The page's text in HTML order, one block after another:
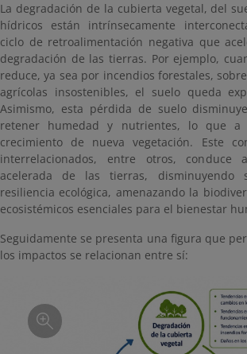
La degradación de la cubierta vegetal, del
hídricos están intrínsecamente
ciclo de retroalimentación negativa que
degradación de las tierras. Por ejemplo,
reduce, ya sea por incendios forestales,
agrícolas insostenibles, el suelo queda
Asimismo, esta pérdida de suelo
retener humedad y nutrientes, lo que
crecimiento de nueva vegetación. Este
interrelacionados, entre otros, conduce
acelerada de las tierras, disminuyendo
resiliencia ecológica, amenazando la
ecosistémicos esenciales para el bienestar
Seguidamente se presenta una figura que
los impactos se relacionan entre sí: